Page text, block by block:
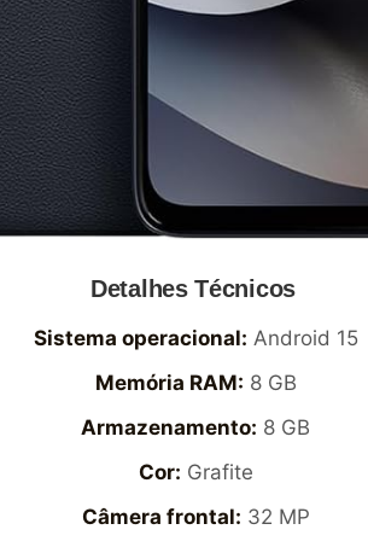
Detalhes Técnicos
Sistema operacional: Android 15
Memória RAM: 8 GB
Armazenamento: 8 GB
Cor: Grafite
Câmera frontal: 32 MP